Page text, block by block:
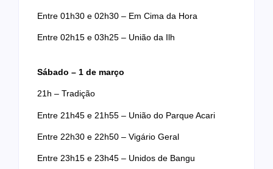
Entre 01h30 e 02h30 – Em Cima da Hora
Entre 02h15 e 03h25 – União da Ilh
Sábado – 1 de março
21h – Tradição
Entre 21h45 e 21h55 – União do Parque Acari
Entre 22h30 e 22h50 – Vigário Geral
Entre 23h15 e 23h45 – Unidos de Bangu